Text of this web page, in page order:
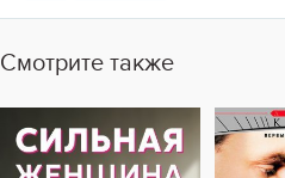
Смотрите также